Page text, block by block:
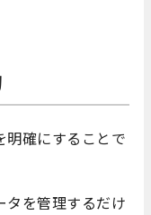
明確にすることで
タを管理するだけ